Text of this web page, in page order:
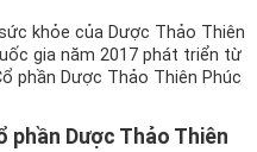
khỏe của Dược Thảo Thiên
gia năm 2017 phát triển từ
phần Dược Thảo Thiên Phúc
phần Dược Thảo Thiên